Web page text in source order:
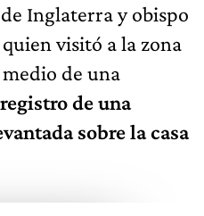
Inglaterra y obispo
visitó a la zona
medio de una
de una
sobre la casa